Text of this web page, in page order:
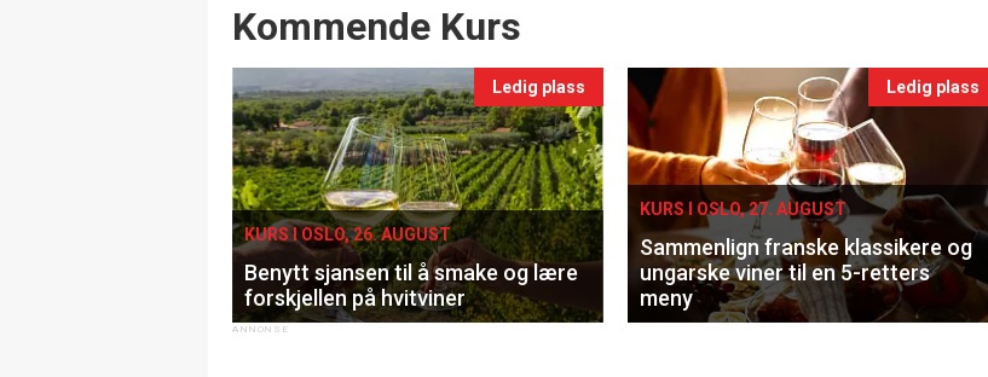
Events
Kommende Kurs
Ledig plass
KURS I OSLO, 26. AUGUST
Benytt sjansen til å smake og lære
forskjellen på hvitviner
Ledig plass
KURS I OSLO, 27. AUGUST
Sammenlign franske klassikere og
ungarske viner til en 5-retters
meny